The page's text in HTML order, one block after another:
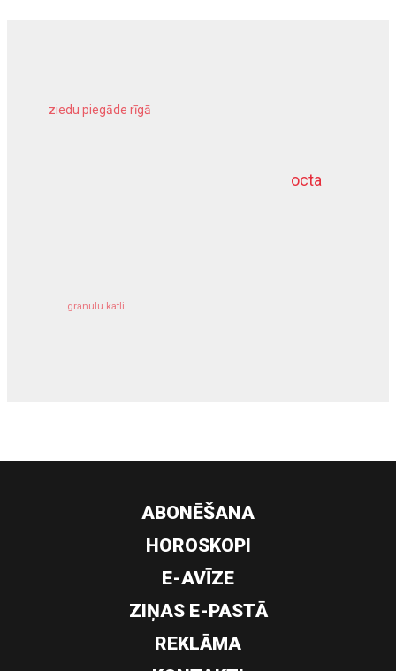
octa
ziedu piegāde rīgā
granulu katli
dziļurbums
ABONĒŠANA
HOROSKOPI
E-AVĪZE
ZIŅAS E-PASTĀ
REKLĀMA